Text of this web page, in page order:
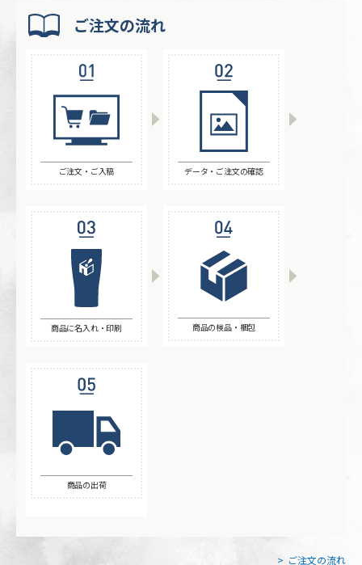
ご注文の流れ
ご注文・ご入稿 データ・ご注文の確認
商品に名入れ・印刷 商品の検品・梱包
商品の出荷
ご注文の流れ